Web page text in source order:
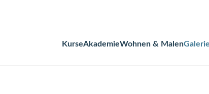
Navigation
KurseAkademieWohnen & MalenGalerie